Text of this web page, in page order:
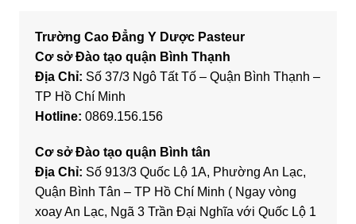
Trường Cao Đẳng Y Dược Pasteur
Cơ sở Đào tạo quận Bình Thạnh
Địa Chỉ: Số 37/3 Ngô Tất Tố – Quận Bình Thạnh –
TP Hồ Chí Minh
Hotline: 0869.156.156
Cơ sở Đào tạo quận Bình tân
Địa Chỉ: Số 913/3 Quốc Lộ 1A, Phường An Lạc,
Quận Bình Tân – TP Hồ Chí Minh ( Ngay vòng
xoay An Lạc, Ngã 3 Trần Đại Nghĩa với Quốc Lộ 1